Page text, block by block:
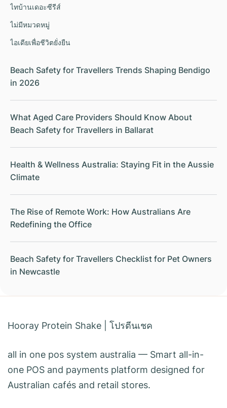
ไทบ้านเดอะซีรีส์
ไม่มีหมวดหมู่
ไอเดียเพื่อชีวิตยั่งยืน
Beach Safety for Travellers Trends Shaping Bendigo
in 2026
What Aged Care Providers Should Know About
Beach Safety for Travellers in Ballarat
Health & Wellness Australia: Staying Fit in the Aussie
Climate
The Rise of Remote Work: How Australians Are
Redefining the Office
Beach Safety for Travellers Checklist for Pet Owners
in Newcastle
Hooray Protein Shake โปรตีนเชค
all in one pos system australia — Smart all-in-
one POS and payments platform designed for
Australian cafés and retail stores.